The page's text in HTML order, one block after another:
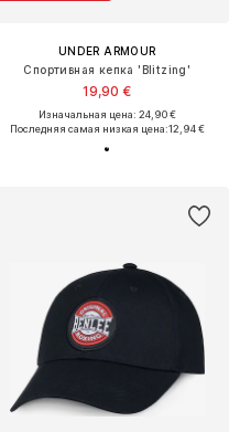
UNDER ARMOUR
Спортивная кепка 'Blitzing'
19,90 €
Изначальная цена: 24,90 €
Последняя самая низкая цена:12,94 €